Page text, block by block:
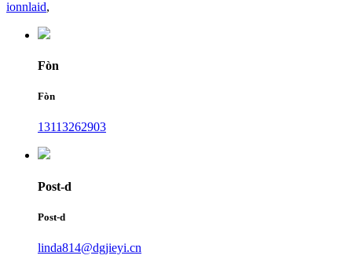
ionnlaid,
Fòn
Fòn
13113262903
Post-d
Post-d
linda814@dgjieyi.cn